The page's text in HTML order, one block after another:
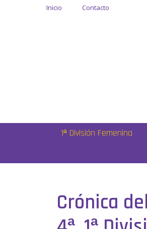
Inicio Contacto
1ª División Femenina
Crónica